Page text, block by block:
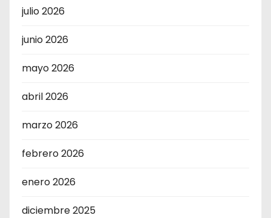
julio 2026
junio 2026
mayo 2026
abril 2026
marzo 2026
febrero 2026
enero 2026
diciembre 2025